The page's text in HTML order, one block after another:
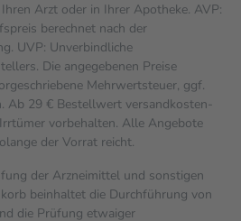
Arzt oder in Ihrer Apotheke. AVP:
berechnet nach der
UVP: Unverbindliche
Die angegebenen Preise
Mehrwertsteuer, ggf.
Ab 29 € Bestell­wert versand­kosten­
vorbehalten. Alle Angebote
der Vorrat reicht.
der Arzneimittel und sonstigen
beinhaltet die Durchführung von
die Prüfung etwaiger